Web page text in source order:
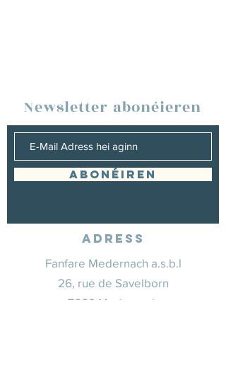
Newsletter abonéieren
Abonéiren
Adress
Fanfare Medernach a.s.b.l
26, rue de Savelborn
7660 Medernach